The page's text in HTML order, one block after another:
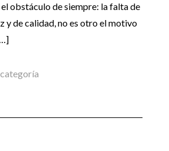
obstáculo de siempre: la falta de
y de calidad, no es otro el motivo